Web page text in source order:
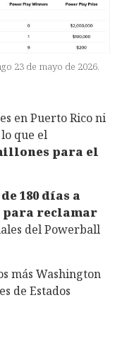
23 de mayo de 2026.
en Puerto Rico ni
que el
para el
180 días a
reclamar
del Powerball
más Washington
de Estados